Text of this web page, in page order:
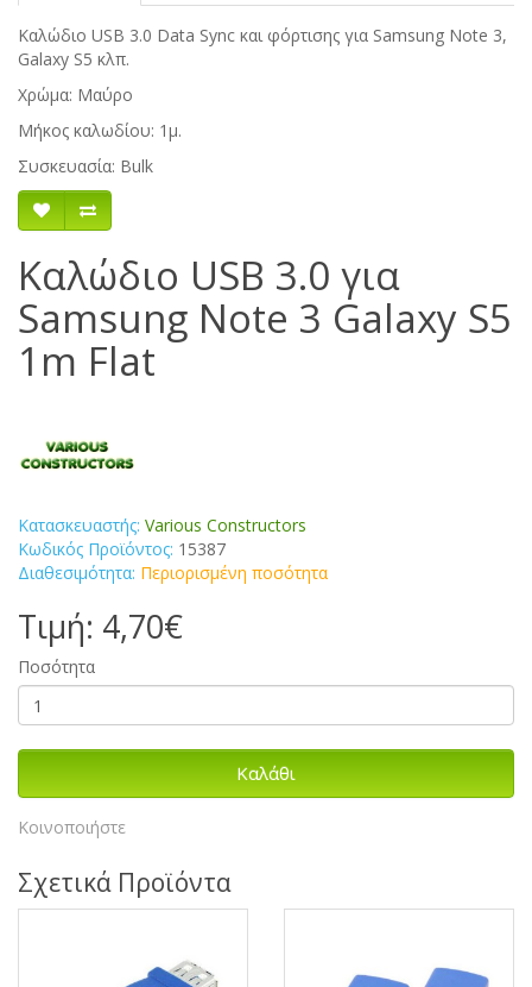
Καλώδιο USB 3.0 Data Sync και φόρτισης για Samsung Note 3,
Galaxy S5 κλπ.
Χρώμα: Μαύρο
Μήκος καλωδίου: 1μ.
Συσκευασία: Bulk
Καλώδιο USB 3.0 για
Samsung Note 3 Galaxy S5
1m Flat
Κατασκευαστής: Various Constructors
Κωδικός Προϊόντος: 15387
Διαθεσιμότητα: Περιορισμένη ποσότητα
Τιμή: 4,70€
Ποσότητα
Καλάθι
Κοινοποιήστε
Σχετικά Προϊόντα